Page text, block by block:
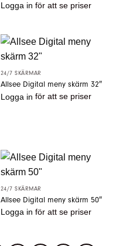
Logga in för att se priser
24/7 SKÄRMAR
Allsee Digital meny skärm 32″
Logga in för att se priser
24/7 SKÄRMAR
Allsee Digital meny skärm 50″
Logga in för att se priser